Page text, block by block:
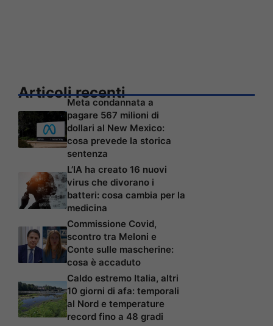
Articoli recenti
Meta condannata a
pagare 567 milioni di
dollari al New Mexico:
cosa prevede la storica
sentenza
L’IA ha creato 16 nuovi
virus che divorano i
batteri: cosa cambia per la
medicina
Commissione Covid,
scontro tra Meloni e
Conte sulle mascherine:
cosa è accaduto
Caldo estremo Italia, altri
10 giorni di afa: temporali
al Nord e temperature
record fino a 48 gradi